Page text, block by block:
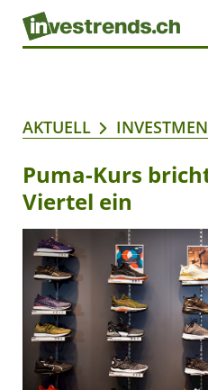
AKTUELL
Puma-Kurs
Viertel ein